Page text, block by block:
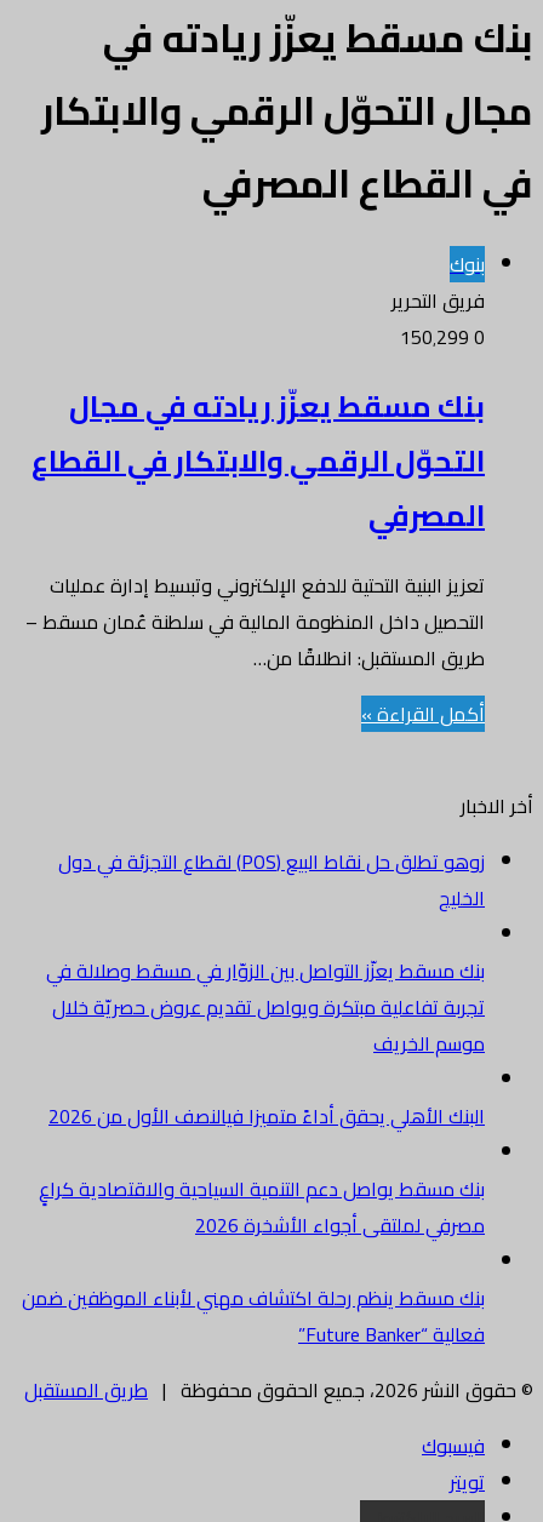
بنك مسقط يعزّز ريادته في
مجال التحوّل الرقمي والابتكار
في القطاع المصرفي
بنوك
فريق التحرير
0
بنك مسقط يعزّز ريادته في مجال
التحوّل الرقمي والابتكار في القطاع
المصرفي
تعزيز البنية التحتية للدفع الإلكتروني وتبسيط إدارة عمليات
التحصيل داخل المنظومة المالية في سلطنة عُمان مسقط –
طريق المستقبل: انطلاقًا من…
أكمل القراءة »
أخر الاخبار
زوهو تطلق حل نقاط البيع (POS) لقطاع التجزئة في دول
الخليج
بنك مسقط يعزّز التواصل بين الزوّار في مسقط وصلالة في
تجربة تفاعلية مبتكرة ويواصل تقديم عروض حصريّة خلال
موسم الخريف
البنك الأهلي يحقق أداءً متميزا فيالنصف الأول من 2026
بنك مسقط يواصل دعم التنمية السياحية والاقتصادية كراعٍ
مصرفي لملتقى أجواء الأشخرة 2026
بنك مسقط ينظم رحلة اكتشاف مهني لأبناء الموظفين ضمن
فعالية “Future Banker”
© حقوق النشر 2026، جميع الحقوق محفوظة |
طريق المستقبل
فيسبوك
تويتر